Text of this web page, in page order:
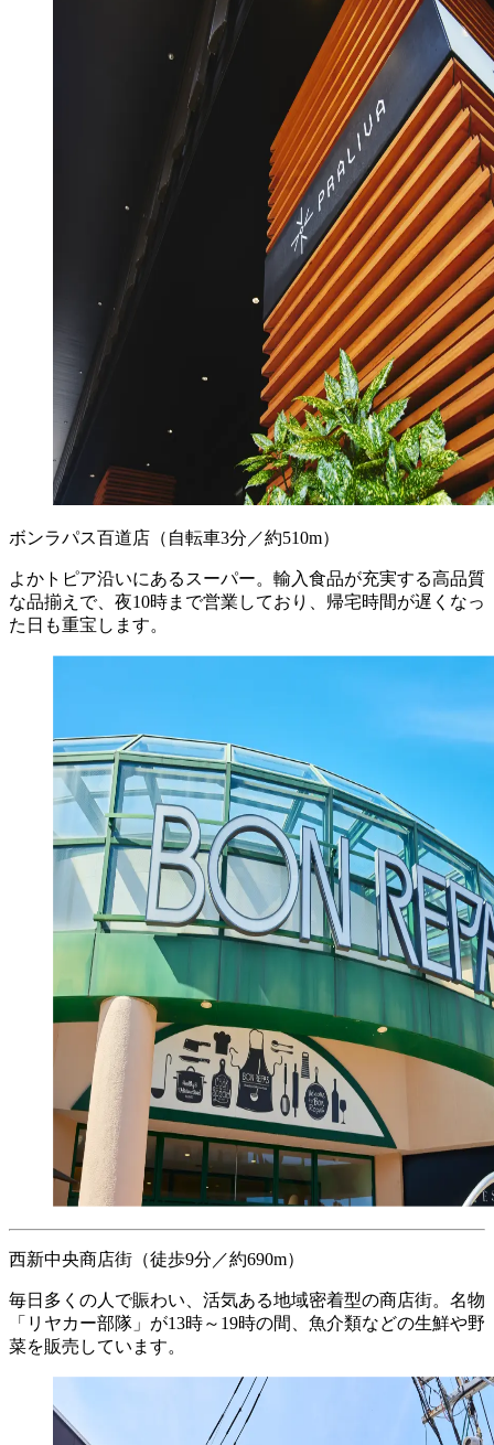
ボンラパス百道店 （自転車3分／約510m）
よかトピア沿いにあるスーパー。輸入食品が充実する高品質
な品揃えで、夜10時まで営業しており、帰宅時間が遅くなっ
た日も重宝します。
西新中央商店街 （徒歩9分／約690m）
毎日多くの人で賑わい、活気ある地域密着型の商店街。名物
「リヤカー部隊」が13時～19時の間、魚介類などの生鮮や野
菜を販売しています。